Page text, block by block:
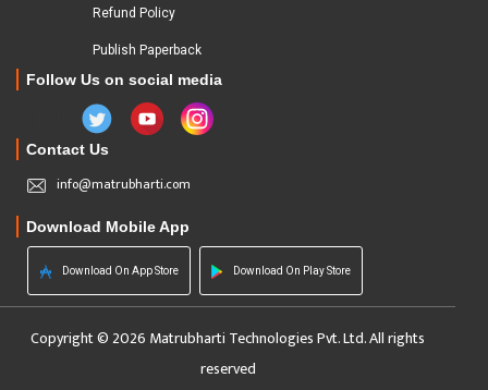
Refund Policy
Publish Paperback
Follow Us on social media
Contact Us
info@matrubharti.com
Download Mobile App
Download On App Store Download On Play Store
Copyright © 2026 Matrubharti Technologies Pvt. Ltd. All rights
reserved